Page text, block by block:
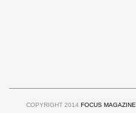
COPYRIGHT 2014 FOCUS MAGAZINE